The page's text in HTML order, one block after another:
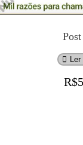
R$